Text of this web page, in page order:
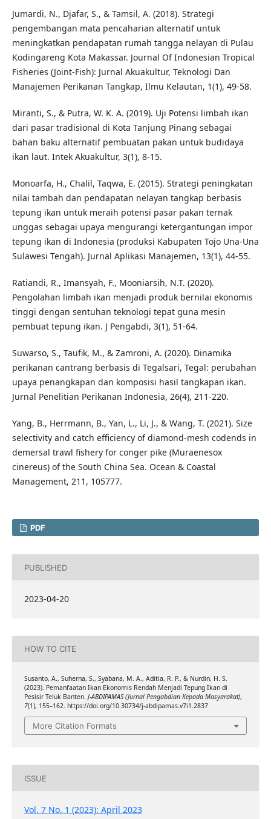
Jumardi, N., Djafar, S., & Tamsil, A. (2018). Strategi
pengembangan mata pencaharian alternatif untuk
meningkatkan pendapatan rumah tangga nelayan di Pulau
Kodingareng Kota Makassar. Journal Of Indonesian Tropical
Fisheries (Joint-Fish): Jurnal Akuakultur, Teknologi Dan
Manajemen Perikanan Tangkap, Ilmu Kelautan, 1(1), 49-58.
Miranti, S., & Putra, W. K. A. (2019). Uji Potensi limbah ikan
dari pasar tradisional di Kota Tanjung Pinang sebagai
bahan baku alternatif pembuatan pakan untuk budidaya
ikan laut. Intek Akuakultur, 3(1), 8-15.
Monoarfa, H., Chalil, Taqwa, E. (2015). Strategi peningkatan
nilai tambah dan pendapatan nelayan tangkap berbasis
tepung ikan untuk meraih potensi pasar pakan ternak
unggas sebagai upaya mengurangi ketergantungan impor
tepung ikan di Indonesia (produksi Kabupaten Tojo Una-Una
Sulawesi Tengah). Jurnal Aplikasi Manajemen, 13(1), 44-55.
Ratiandi, R., Imansyah, F., Mooniarsih, N.T. (2020).
Pengolahan limbah ikan menjadi produk bernilai ekonomis
tinggi dengan sentuhan teknologi tepat guna mesin
pembuat tepung ikan. J Pengabdi, 3(1), 51-64.
Suwarso, S., Taufik, M., & Zamroni, A. (2020). Dinamika
perikanan cantrang berbasis di Tegalsari, Tegal: perubahan
upaya penangkapan dan komposisi hasil tangkapan ikan.
Jurnal Penelitian Perikanan Indonesia, 26(4), 211-220.
Yang, B., Herrmann, B., Yan, L., Li, J., & Wang, T. (2021). Size
selectivity and catch efficiency of diamond-mesh codends in
demersal trawl fishery for conger pike (Muraenesox
cinereus) of the South China Sea. Ocean & Coastal
Management, 211, 105777.
PDF
PUBLISHED
2023-04-20
HOW TO CITE
Susanto, A., Suherna, S., Syabana, M. A., Aditia, R. P., & Nurdin, H. S.
(2023). Pemanfaatan Ikan Ekonomis Rendah Menjadi Tepung Ikan di
Pesisir Teluk Banten. J-ABDIPAMAS (Jurnal Pengabdian Kepada Masyarakat),
7(1), 155–162. https://doi.org/10.30734/j-abdipamas.v7i1.2837
More Citation Formats
ISSUE
Vol. 7 No. 1 (2023): April 2023